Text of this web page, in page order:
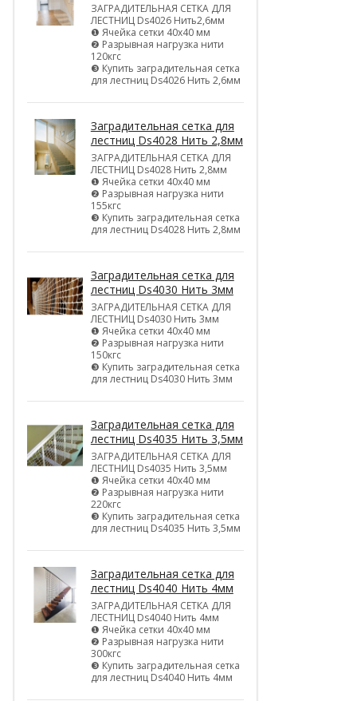
ЗАГРАДИТЕЛЬНАЯ СЕТКА ДЛЯ
ЛЕСТНИЦ Ds4026 Нить2,6мм
❶ Ячейка сетки 40х40 мм
❷ Разрывная нагрузка нити
120кгс
❸ Купить заградительная сетка
для лестниц Ds4026 Нить 2,6мм
Заградительная сетка для
лестниц Ds4028 Нить 2,8мм
ЗАГРАДИТЕЛЬНАЯ СЕТКА ДЛЯ
ЛЕСТНИЦ Ds4028 Нить 2,8мм
❶ Ячейка сетки 40х40 мм
❷ Разрывная нагрузка нити
155кгс
❸ Купить заградительная сетка
для лестниц Ds4028 Нить 2,8мм
Заградительная сетка для
лестниц Ds4030 Нить 3мм
ЗАГРАДИТЕЛЬНАЯ СЕТКА ДЛЯ
ЛЕСТНИЦ Ds4030 Нить 3мм
❶ Ячейка сетки 40х40 мм
❷ Разрывная нагрузка нити
150кгс
❸ Купить заградительная сетка
для лестниц Ds4030 Нить 3мм
Заградительная сетка для
лестниц Ds4035 Нить 3,5мм
ЗАГРАДИТЕЛЬНАЯ СЕТКА ДЛЯ
ЛЕСТНИЦ Ds4035 Нить 3,5мм
❶ Ячейка сетки 40х40 мм
❷ Разрывная нагрузка нити
220кгс
❸ Купить заградительная сетка
для лестниц Ds4035 Нить 3,5мм
Заградительная сетка для
лестниц Ds4040 Нить 4мм
ЗАГРАДИТЕЛЬНАЯ СЕТКА ДЛЯ
ЛЕСТНИЦ Ds4040 Нить 4мм
❶ Ячейка сетки 40х40 мм
❷ Разрывная нагрузка нити
300кгс
❸ Купить заградительная сетка
для лестниц Ds4040 Нить 4мм